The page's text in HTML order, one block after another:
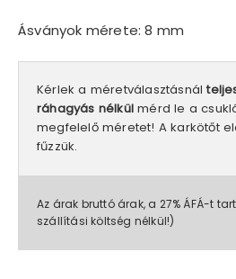
Ásványok mérete: 8 mm
Kérlek a méretválasztásnál
ráhagyás nélkül mérd le a
megfelelő méretet! A karkötőt
fűzzük.
Az árak bruttó árak, a 27% ÁFÁ-t
szállítási költség nélkül!)